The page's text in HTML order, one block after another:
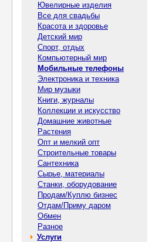
Ювелирные изделия
Все для свадьбы
Красота и здоровье
Детский мир
Спорт, отдых
Компьютерный мир
Мобильные телефоны
Электроника и техника
Мир музыки
Книги, журналы
Коллекции и искусство
Домашние животные
Растения
Опт и мелкий опт
Строительные товары
Сантехника
Сырье, материалы
Станки, оборудование
Продам/Куплю бизнес
Отдам/Приму даром
Обмен
Разное
Услуги